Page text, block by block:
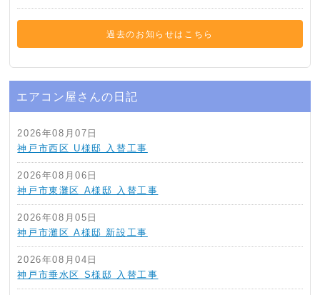
過去のお知らせはこちら
エアコン屋さんの日記
2026年08月07日
神戸市西区 U様邸 入替工事
2026年08月06日
神戸市東灘区 A様邸 入替工事
2026年08月05日
神戸市灘区 A様邸 新設工事
2026年08月04日
神戸市垂水区 S様邸 入替工事